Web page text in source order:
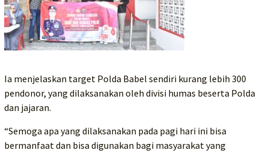
Ia menjelaskan target Polda Babel sendiri kurang lebih 300
pendonor, yang dilaksanakan oleh divisi humas beserta Polda
dan jajaran.
“Semoga apa yang dilaksanakan pada pagi hari ini bisa
bermanfaat dan bisa digunakan bagi masyarakat yang